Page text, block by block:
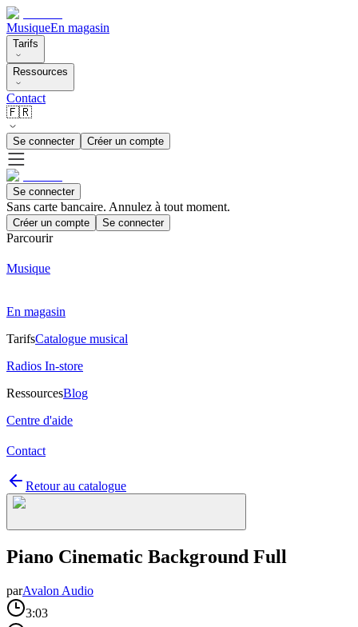
MusiqueEn magasin
Tarifs
Ressources
Contact
🇫🇷
Se connecter Créer un compte
Se connecter
Sans carte bancaire. Annulez à tout moment.
Créer un compte Se connecter
Parcourir
Musique
En magasin
TarifsCatalogue musical
Radios In-store
RessourcesBlog
Centre d'aide
Contact
Retour au catalogue
Piano Cinematic Background Full
parAvalon Audio
3:03